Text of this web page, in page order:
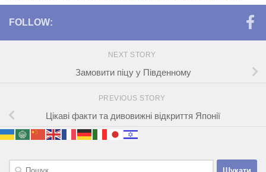
FOLLOW:
NEXT STORY
Замовити піцу у Південному
PREVIOUS STORY
Цікаві факти та дивовижні відкриття Японії
Пошук: